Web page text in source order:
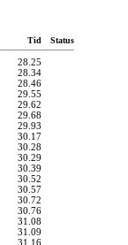
Tid Status
28.25
28.34
28.46
29.55
29.62
29.68
29.93
30.17
30.28
30.29
30.39
30.52
30.57
30.72
30.76
31.08
31.09
31.16